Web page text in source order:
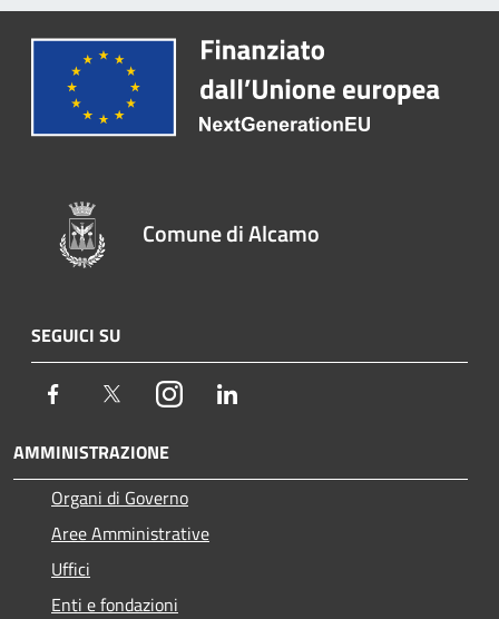
Comune di Alcamo
SEGUICI SU
Facebook TwitterInstagram
AMMINISTRAZIONE
Organi di Governo
Aree Amministrative
Uffici
Enti e fondazioni